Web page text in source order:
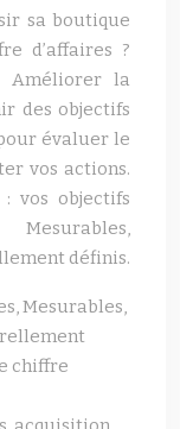
sa boutique
d’affaires ?
Améliorer la
des objectifs
évaluer le
vos actions.
: vos objectifs
définis.
Mesurables,
chiffre